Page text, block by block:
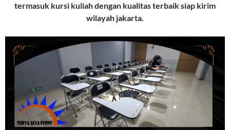
termasuk kursi kuliah dengan kualitas terbaik siap kirim
wilayah jakarta.